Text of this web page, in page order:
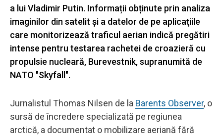
a lui Vladimir Putin. Informații obținute prin analiza
imaginilor din satelit și a datelor de pe aplicaţiile
care monitorizează traficul aerian indică pregătiri
intense pentru testarea rachetei de croazieră cu
propulsie nucleară, Burevestnik, supranumită de
NATO "Skyfall".
Jurnalistul Thomas Nilsen de la Barents Observer, o
sursă de încredere specializată pe regiunea
arctică, a documentat o mobilizare aeriană fără